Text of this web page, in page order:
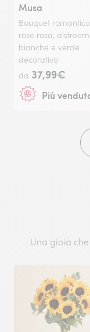
Musa
Bouquet
rose rosa,
bianche e verde
decorativo
da 37,99€
Più
Una gioia